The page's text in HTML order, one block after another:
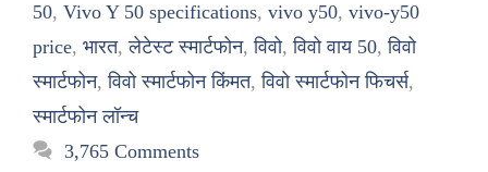
50, Vivo Y 50 specifications, vivo y50, vivo-y50
price, भारत,लेटेस्ट स्मार्टफोन,विवो,विवो वाय 50,विवो
स्मार्टफोन,विवो स्मार्टफोन किंमत,विवो स्मार्टफोन फिचर्स,
स्मार्टफोन लॉन्च
3,765 Comments